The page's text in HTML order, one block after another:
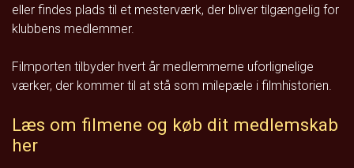
eller findes plads til et mesterværk, der bliver tilgængelig for
klubbens medlemmer.
Filmporten tilbyder hvert år medlemmerne uforlignelige
værker, der kommer til at stå som milepæle i filmhistorien.
Læs om filmene og køb dit medlemskab
her